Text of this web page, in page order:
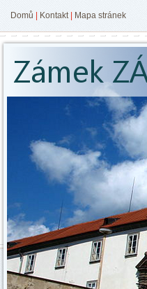
Domů Kontakt Mapa stránek